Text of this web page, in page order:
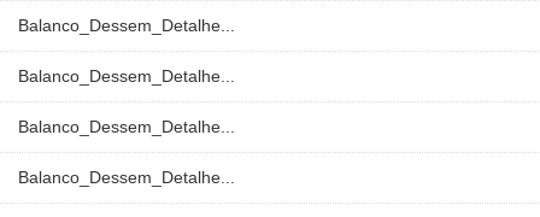
Balanco_Dessem_Detalhe...
Balanco_Dessem_Detalhe...
Balanco_Dessem_Detalhe...
Balanco_Dessem_Detalhe...